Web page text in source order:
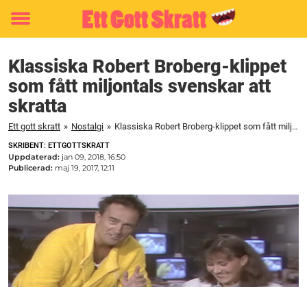
Toggle
Klassiska Robert Broberg-klippet
som fått miljontals svenskar att
skratta
Ett gott skratt » Nostalgi » Klassiska Robert Broberg-klippet som fått miljontals svenskar att skratta
SKRIBENT: ETTGOTTSKRATT
Uppdaterad: jan 09, 2018, 16:50
Publicerad: maj 19, 2017, 12:11